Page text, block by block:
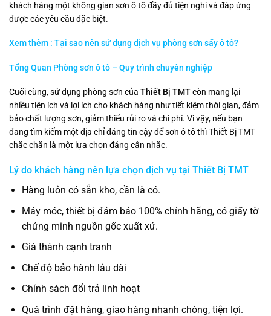
khách hàng một không gian sơn ô tô đầy đủ tiện nghi và đáp ứng
được các yêu cầu đặc biệt.
Xem thêm : Tại sao nên sử dụng dịch vụ phòng sơn sấy ô tô?
Tổng Quan Phòng sơn ô tô – Quy trình chuyên nghiệp
Cuối cùng, sử dụng phòng sơn của Thiết Bị TMTcòn mang lại
nhiều tiện ích và lợi ích cho khách hàng như tiết kiệm thời gian, đảm
bảo chất lượng sơn, giảm thiểu rủi ro và chi phí. Vì vậy, nếu bạn
đang tìm kiếm một địa chỉ đáng tin cậy để sơn ô tô thì Thiết Bị TMT
chắc chắn là một lựa chọn đáng cân nhắc.
Lý do khách hàng nên lựa chọn dịch vụ tại Thiết Bị TMT
Hàng luôn có sẵn kho, cần là có.
Máy móc, thiết bị đảm bảo 100% chính hãng, có giấy tờ
chứng minh nguồn gốc xuất xứ.
Giá thành cạnh tranh
Chế độ bảo hành lâu dài
Chính sách đổi trả linh hoạt
Quá trình đặt hàng, giao hàng nhanh chóng, tiện lợi.